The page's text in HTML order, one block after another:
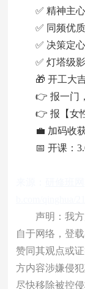
✅ 精神主心
✅ 同频优质
✅ 决策定心
✅ 灯塔级影
🎁 开工大吉
👉 报一门
👉 报【女性
💼 加码收获
📅 开课：
声明：我方
自于网络，登
赞同其观点或
方内容涉嫌侵
尽快移除被控侵